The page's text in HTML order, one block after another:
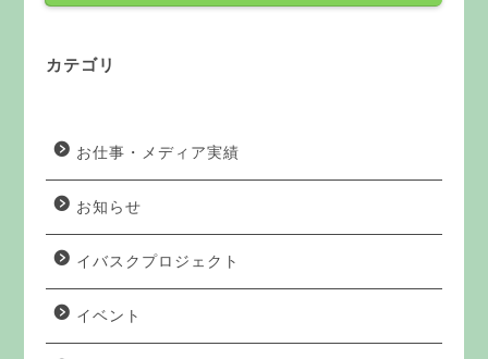
カテゴリ
お仕事・メディア実績
お知らせ
イバスクプロジェクト
イベント